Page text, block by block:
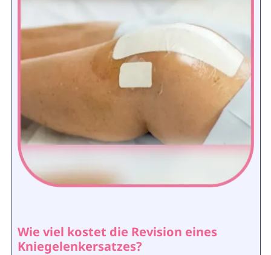
Wie viel kostet die Revision eines
Kniegelenkersatzes?